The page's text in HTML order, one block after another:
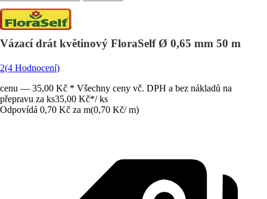
Vázací drát květinový FloraSelf Ø 0,65 mm 50 m
2(4 Hodnocení)
cenu — 35,00 Kč * Všechny ceny vč. DPH a bez nákladů na
přepravu za ks35,00 Kč*/ ks
Odpovídá 0,70 Kč za m(0,70 Kč/ m)